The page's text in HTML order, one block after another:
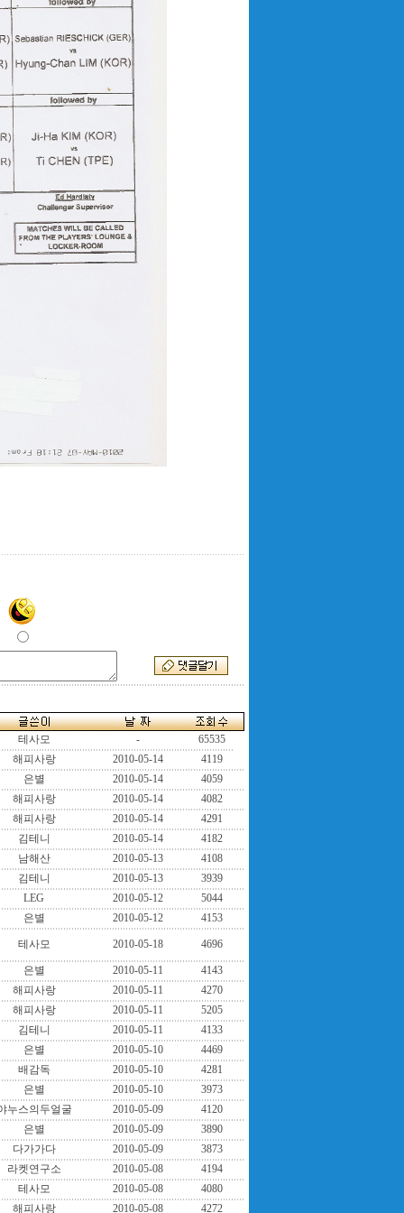
테사모 -
65535
해피사랑
2010-05-14
4119
은별
2010-05-14
4059
해피사랑
2010-05-14
4082
해피사랑
2010-05-14
4291
김테니
2010-05-14
4182
남해산
2010-05-13
4108
김테니
2010-05-13
3939
LEG
2010-05-12
5044
은별
2010-05-12 4153
테사모 2010-05-18 4696
은별 2010-05-11
4143
해피사랑
2010-05-11
4270
해피사랑
2010-05-11
5205
김테니
2010-05-11
4133
은별
2010-05-10
4469
배감독
2010-05-10
4281
은별
2010-05-10
3973
누스의두얼굴
2010-05-09
4120
은별
2010-05-09
3890
다가가다
2010-05-09
3873
라켓연구소
2010-05-08
4194
테사모
2010-05-08
4080
해피사랑
2010-05-08 4272